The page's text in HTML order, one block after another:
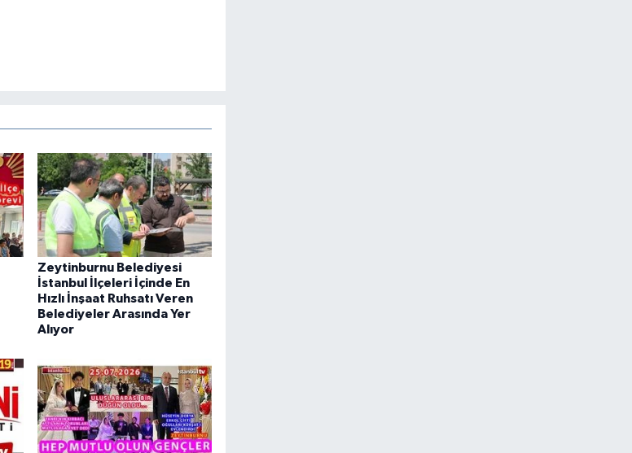
Zeytinburnu Belediyesi
İstanbul İlçeleri İçinde En
Hızlı İnşaat Ruhsatı Veren
Belediyeler Arasında Yer
Alıyor